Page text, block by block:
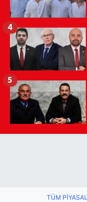
4
5
TÜM